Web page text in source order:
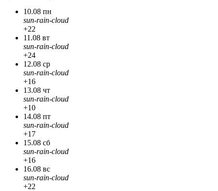
10.08 пн
sun-rain-cloud
+22
11.08 вт
sun-rain-cloud
+24
12.08 ср
sun-rain-cloud
+16
13.08 чт
sun-rain-cloud
+10
14.08 пт
sun-rain-cloud
+17
15.08 сб
sun-rain-cloud
+16
16.08 вс
sun-rain-cloud
+22